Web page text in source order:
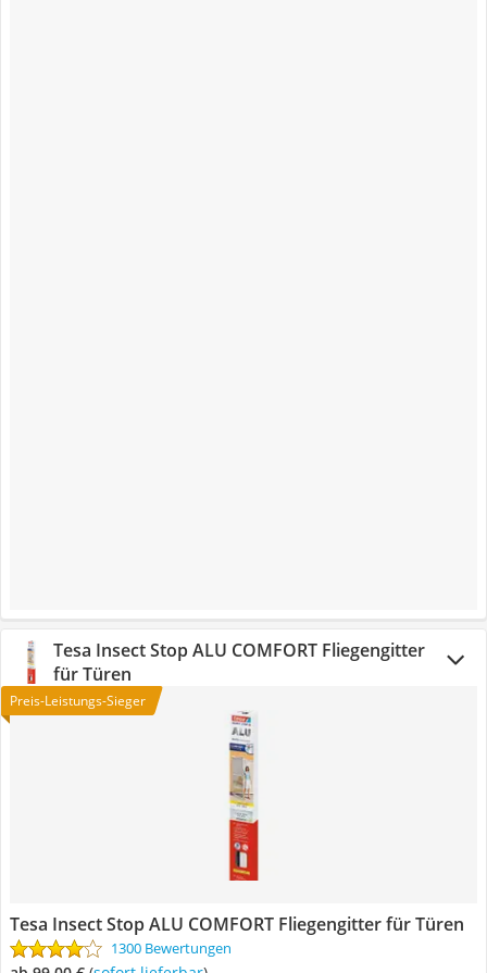
Tesa Insect Stop ALU COMFORT Fliegengitter
für Türen
Preis-Leistungs-Sieger
Tesa Insect Stop ALU COMFORT Fliegengitter für Türen
1300 Bewertungen